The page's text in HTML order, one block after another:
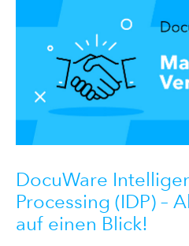
DocuWare
Processing (IDP) –
auf einen Blick!